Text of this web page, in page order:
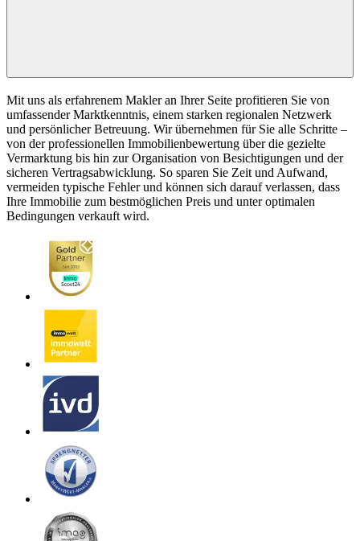
Mit uns als erfahrenem Makler an Ihrer Seite profitieren Sie von
umfassender Marktkenntnis, einem starken regionalen Netzwerk
und persönlicher Betreuung. Wir übernehmen für Sie alle Schritte –
von der professionellen Immobilienbewertung über die gezielte
Vermarktung bis hin zur Organisation von Besichtigungen und der
sicheren Vertragsabwicklung. So sparen Sie Zeit und Aufwand,
vermeiden typische Fehler und können sich darauf verlassen, dass
Ihre Immobilie zum bestmöglichen Preis und unter optimalen
Bedingungen verkauft wird.